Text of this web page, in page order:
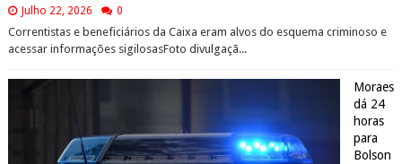
Julho 22, 2026 0
Correntistas e beneficiários da Caixa eram alvos do esquema criminoso e
acessar informações sigilosasFoto divulgaçã...
Moraes
dá 24
horas
para
Bolson